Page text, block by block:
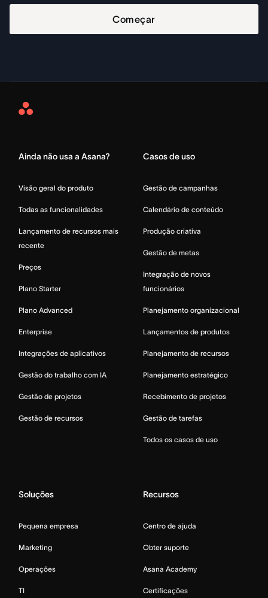
Começar
Asana
Ainda não usa a Asana?
Visão geral do produto
Todas as funcionalidades
Lançamento de recursos mais
recente
Preços
Plano Starter
Plano Advanced
Enterprise
Integrações de aplicativos
Gestão do trabalho com IA
Gestão de projetos
Gestão de recursos
Casos de uso
Gestão de campanhas
Calendário de conteúdo
Produção criativa
Gestão de metas
Integração de novos
funcionários
Planejamento organizacional
Lançamentos de produtos
Planejamento de recursos
Planejamento estratégico
Recebimento de projetos
Gestão de tarefas
Todos os casos de uso
Soluções
Pequena empresa
Marketing
Operações
TI
Recursos
Centro de ajuda
Obter suporte
Asana Academy
Certificações